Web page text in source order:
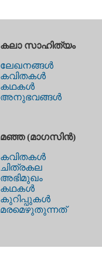
കലാ സാഹിത്യം
ലേഖനങ്ങള്‍
കവിതകള്‍
കഥകള്‍
അനുഭവങ്ങള്‍
മഞ്ഞ (മാഗസിന്‍)
കവിതകള്‍
ചിത്രകല
അഭിമുഖം
കഥകള്‍
കുറിപ്പുകള്‍
മരമെഴുതുന്നത്